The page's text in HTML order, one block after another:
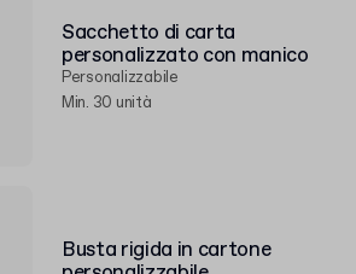
Sacchetto di carta
personalizzato con manico
Personalizzabile
Min. 30 unità
Busta rigida in cartone